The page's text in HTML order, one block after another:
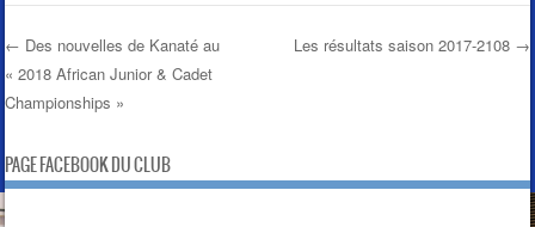
e
b
o
o
k
t
t
e
r
i
l
i
l
n
t
n
t
F
r
d
Post navigation
← Des nouvelles de Kanaté au
« 2018 African Junior & Cadet
Championships »
Les résultats saison 2017-2108 →
PAGE FACEBOOK DU CLUB